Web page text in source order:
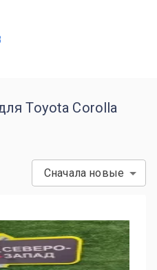
Toyota Corolla
Сначала новые